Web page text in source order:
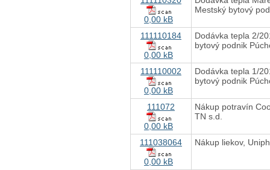
0,00 kB
Mestský bytový
111110184
0,00 kB
Dodávka tepla 2/
bytový podnik
111110002
0,00 kB
Dodávka tepla 1/
bytový podnik
111072
0,00 kB
Nákup potravín
TN s.d.
111038064
0,00 kB
Nákup liekov,